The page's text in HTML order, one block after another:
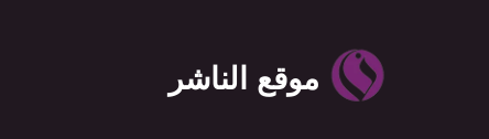
موقع الناشر